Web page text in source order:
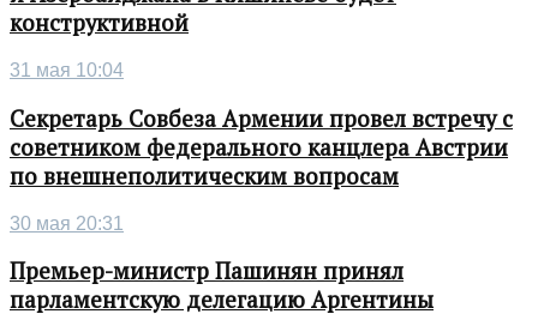
конструктивной
31 мая 10:04
Секретарь Совбеза Армении провел встречу с
советником федерального канцлера Австрии
по внешнеполитическим вопросам
30 мая 20:31
Премьер-министр Пашинян принял
парламентскую делегацию Аргентины